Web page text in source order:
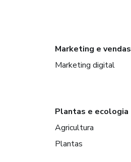
Marketing e vendas
Marketing digital
Plantas e ecologia
Agricultura
Plantas